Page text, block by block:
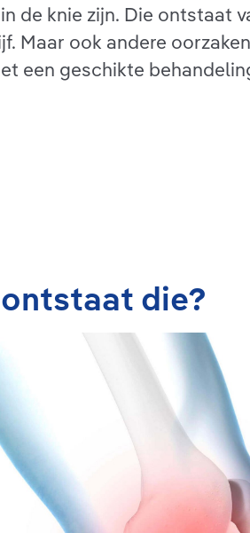
de knie zijn. Die ontstaat
Maar ook andere
een geschikte
die?